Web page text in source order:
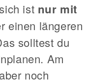
ist nur mit
einen längeren
solltest du
Am
noch